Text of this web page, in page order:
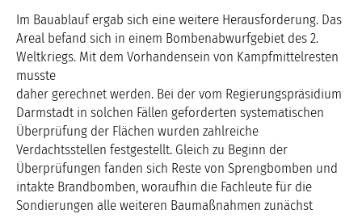
Im Bauablauf ergab sich eine weitere Herausforderung. Das
Areal befand sich in einem Bombenabwurfgebiet des 2.
Weltkriegs. Mit dem Vorhandensein von Kampfmittelresten
musste
daher gerechnet werden. Bei der vom Regierungspräsidium
Darmstadt in solchen Fällen geforderten systematischen
Überprüfung der Flächen wurden zahlreiche
Verdachtsstellen festgestellt. Gleich zu Beginn der
Überprüfungen fanden sich Reste von Sprengbomben und
intakte Brandbomben, woraufhin die Fachleute für die
Sondierungen alle weiteren Baumaßnahmen zunächst